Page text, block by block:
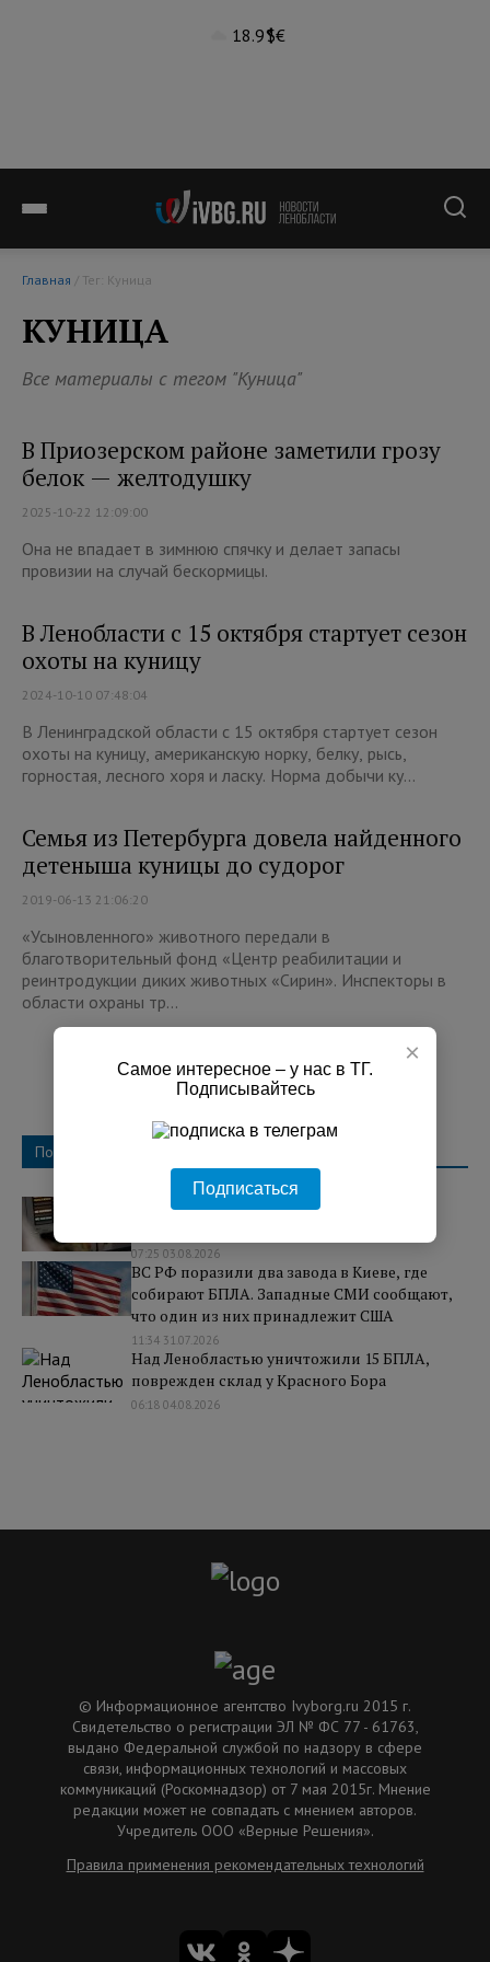
18.9°$€
Главная / Тег: Куница
КУНИЦА
Все материалы с тегом "Куница"
В Приозерском районе заметили грозу
белок — желтодушку
2025-10-22 12:09:00
Она не впадает в зимнюю спячку и делает запасы
провизии на случай бескормицы.
В Ленобласти с 15 октября стартует сезон
охоты на куницу
2024-10-10 07:48:04
В Ленинградской области с 15 октября стартует сезон
охоты на куницу, американскую норку, белку, рысь,
горностая, лесного хоря и ласку. Норма добычи ку...
Семья из Петербурга довела найденного
детеныша куницы до судорог
2019-06-13 21:06:20
«Усыновленного» животного передали в
благотворительный фонд «Центр реабилитации и
реинтродукции диких животных «Сирин». Инспекторы в
области охраны тр...
Популярное
Над регионами России сбили 131
07:25 03.08.2026
ВС РФ поразили два завода в Киеве, где
собирают БПЛА. Западные СМИ сообщают,
что один из них принадлежит США
11:34 31.07.2026
Над Ленобластью уничтожили 15 БПЛА,
поврежден склад у Красного Бора
06:18 04.08.2026
© Информационное агентство Ivyborg.ru 2015 г.
Свидетельство о регистрации ЭЛ № ФС 77 - 61763,
выдано Федеральной службой по надзору в сфере
связи, информационных технологий и массовых
коммуникаций (Роскомнадзор) от 7 мая 2015г. Мнение
редакции может не совпадать с мнением авторов.
Учредитель ООО «Верные Решения».
Правила применения рекомендательных технологий
×
Самое интересное – у нас в ТГ.
Подписывайтесь
Подписаться